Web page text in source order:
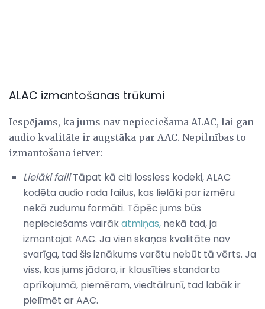
ALAC izmantošanas trūkumi
Iespējams, ka jums nav nepieciešama ALAC, lai gan
audio kvalitāte ir augstāka par AAC. Nepilnības to
izmantošanā ietver:
Lielāki failiTāpat kā citi lossless kodeki, ALAC
kodēta audio rada failus, kas lielāki par izmēru
nekā zudumu formāti. Tāpēc jums būs
nepieciešams vairākatmiņas, nekā tad, ja
izmantojat AAC. Ja vien skaņas kvalitāte nav
svarīga, tad šis iznākums varētu nebūt tā vērts. Ja
viss, kas jums jādara, ir klausīties standarta
aprīkojumā, piemēram, viedtālrunī, tad labāk ir
pielīmēt ar AAC.